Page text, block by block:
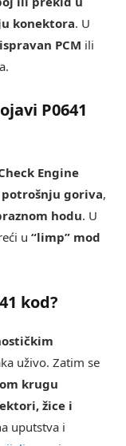
konektora. U
PCM ili
P0641
Engine
goriva,
hodu. U
u “limp” mod
kod?
uživo. Zatim se
krugu
žice i
uputstva i